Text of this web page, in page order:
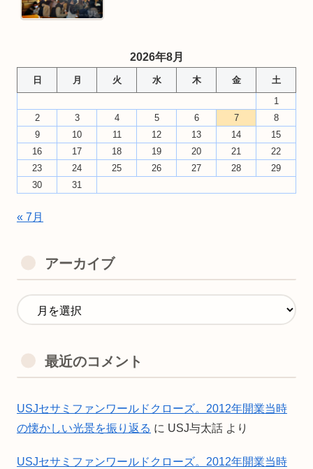
2026年8月
日 月 火 水 木 金
土
1
2
3 4 5 6 7
8
9
10 11 12 13 14
15
16
17 18 19 20 21
22
23
24 25 26 27 28
29
30
31
« 7月
アーカイブ
最近のコメント
USJセサミファンワールドクローズ。2012年開業当時
の懐かしい光景を振り返る に USJ与太話 より
USJセサミファンワールドクローズ。2012年開業当時